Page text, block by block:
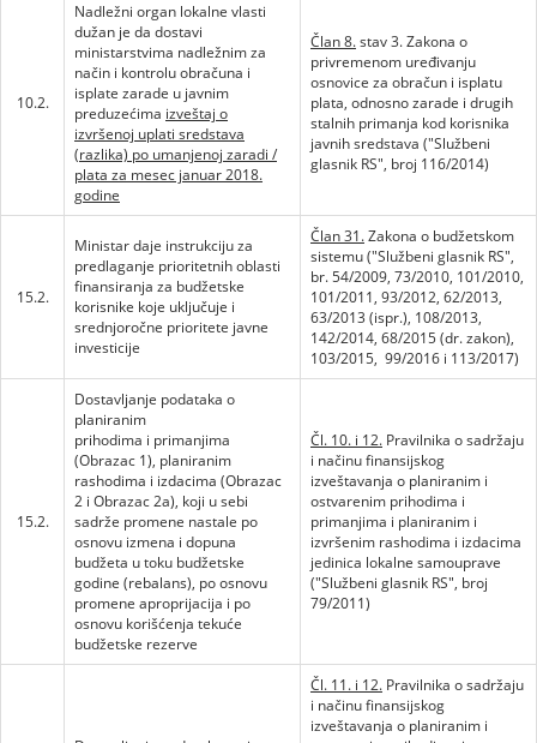
10.2.
Nadležni organ lokalne vlasti
dužan je da dostavi
ministarstvima nadležnim za
način i kontrolu obračuna i
isplate zarade u javnim
preduzećima izveštaj o
izvršenoj uplati sredstava
(razlika) po umanjenoj zaradi /
plata za mesec januar 2018.
godine
Član 8.stav 3. Zakona o
privremenom uređivanju
osnovice za obračun i isplatu
plata, odnosno zarade i drugih
stalnih primanja kod korisnika
javnih sredstava ("Službeni
glasnik RS", broj 116/2014)
15.2.
Ministar daje instrukciju za
predlaganje prioritetnih oblasti
finansiranja za budžetske
korisnike koje uključuje i
srednjoročne prioritete javne
investicije
Član 31.Zakona o budžetskom
sistemu ("Službeni glasnik RS",
br. 54/2009, 73/2010, 101/2010,
101/2011, 93/2012, 62/2013,
63/2013 (ispr.), 108/2013,
142/2014, 68/2015 (dr. zakon),
103/2015, 99/2016 i 113/2017)
15.2.
Dostavljanje podataka o
planiranim
prihodima i primanjima
(Obrazac 1), planiranim
rashodima i izdacima (Obrazac
2 i Obrazac 2a), koji u sebi
sadrže promene nastale po
osnovu izmena i dopuna
budžeta u toku budžetske
godine (rebalans), po osnovu
promene aproprijacija i po
osnovu korišćenja tekuće
budžetske rezerve
Čl. 10. i 12. Pravilnika o sadržaju
i načinu finansijskog
izveštavanja o planiranim i
ostvarenim prihodima i
primanjima i planiranim i
izvršenim rashodima i izdacima
jedinica lokalne samouprave
("Službeni glasnik RS", broj
79/2011)
Čl. 11. i 12. Pravilnika o sadržaju
i načinu finansijskog
izveštavanja o planiranim i